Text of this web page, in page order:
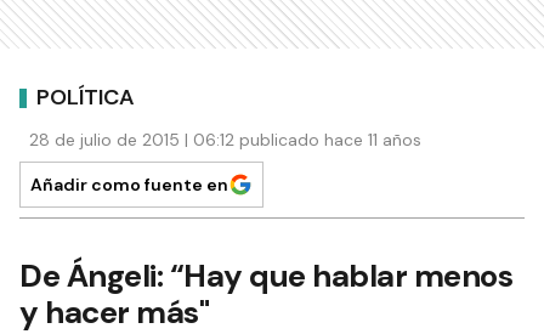
POLÍTICA
28 de julio de 2015 | 06:12 publicado hace 11 años
Añadir como fuente en
De Ángeli: “Hay que hablar menos
y hacer más"